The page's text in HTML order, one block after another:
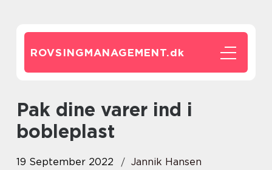
ROVSINGMANAGEMENT.dk
Pak dine varer ind i
bobleplast
19 September 2022
Jannik Hansen